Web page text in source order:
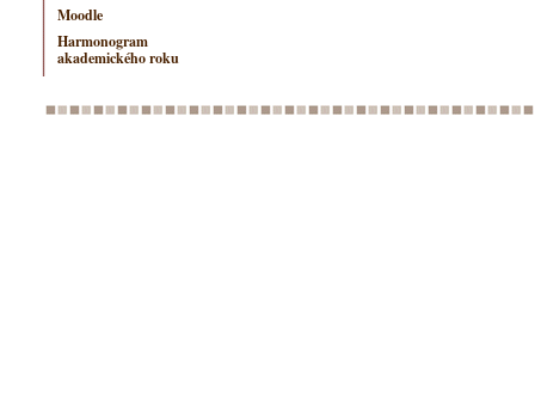
Moodle
Harmonogram
akademického roku